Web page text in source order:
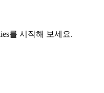
를 시작해 보세요.